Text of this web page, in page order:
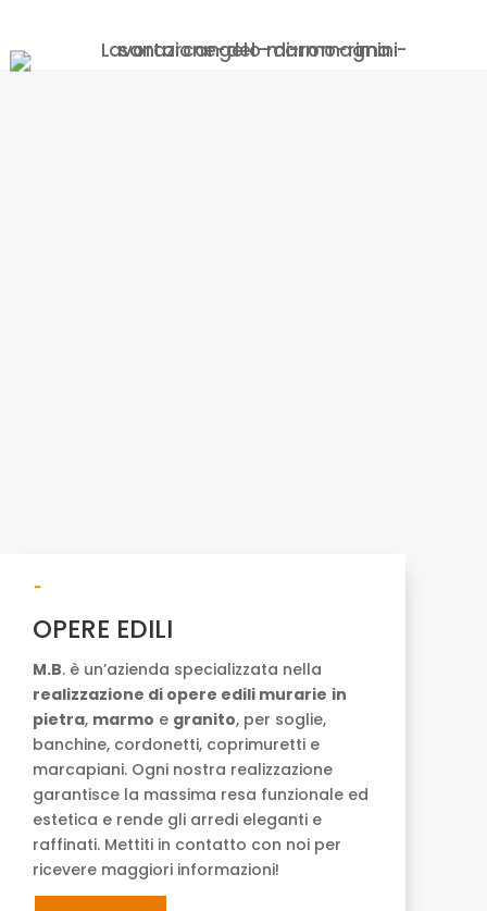
-
OPERE EDILI
M.B. è un’azienda specializzata nella
realizzazione di opere edili murarie in
pietra, marmo e granito, per soglie,
banchine, cordonetti, coprimuretti e
marcapiani. Ogni nostra realizzazione
garantisce la massima resa funzionale ed
estetica e rende gli arredi eleganti e
raffinati. Mettiti in contatto con noi per
ricevere maggiori informazioni!